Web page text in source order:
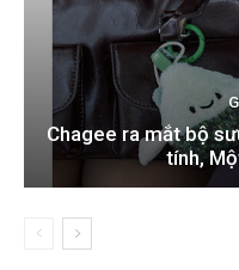
Chagee ra mắt bộ
tính,